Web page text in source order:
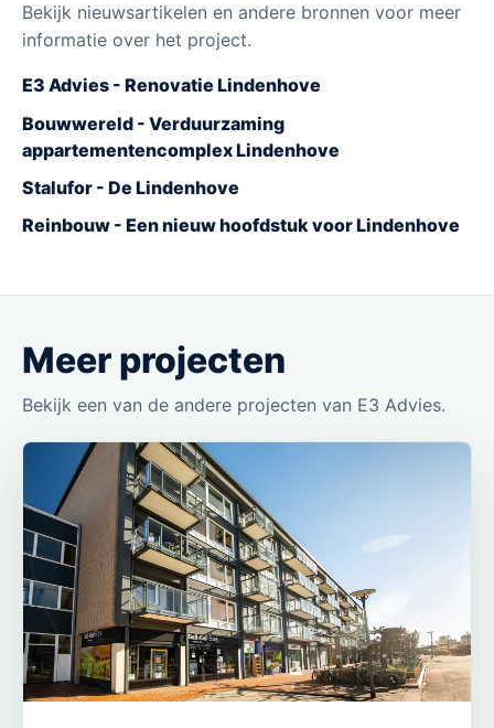
Bekijk nieuwsartikelen en andere bronnen voor meer
informatie over het project.
E3 Advies - Renovatie Lindenhove
Bouwwereld - Verduurzaming
appartementencomplex Lindenhove
Stalufor - De Lindenhove
Reinbouw - Een nieuw hoofdstuk voor Lindenhove
Meer projecten
Bekijk een van de andere projecten van E3 Advies.